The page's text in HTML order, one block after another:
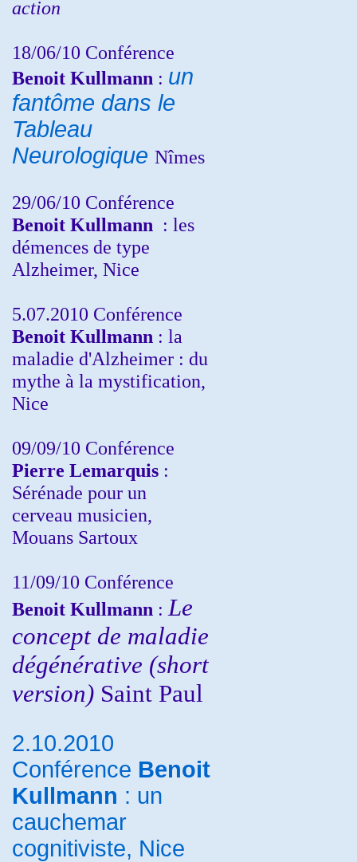
action
18/06/10 Conférence
Benoit Kullmann : un
fantôme dans le
Tableau
Neurologique Nîmes
29/06/10 Conférence
Benoit Kullmann : les
démences de type
Alzheimer, Nice
5.07.2010 Conférence
Benoit Kullmann : la
maladie d'Alzheimer : du
mythe à la mystification,
Nice
09/09/10 Conférence
Pierre Lemarquis :
Sérénade pour un
cerveau musicien,
Mouans Sartoux
11/09/10 Conférence
Benoit Kullmann : Le
concept de maladie
dégénérative (short
version) Saint Paul
2.10.2010
Conférence Benoit
Kullmann : un
cauchemar
cognitiviste, Nice